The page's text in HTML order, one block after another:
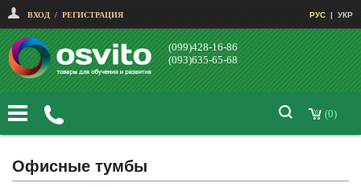
ВХОД / РЕГИСТРАЦИЯ РУС | УКР
(099)428-16-86
(093)635-65-68
(0)
Офисные тумбы